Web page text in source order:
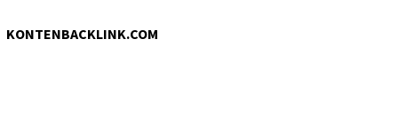
KONTENBACKLINK.COM